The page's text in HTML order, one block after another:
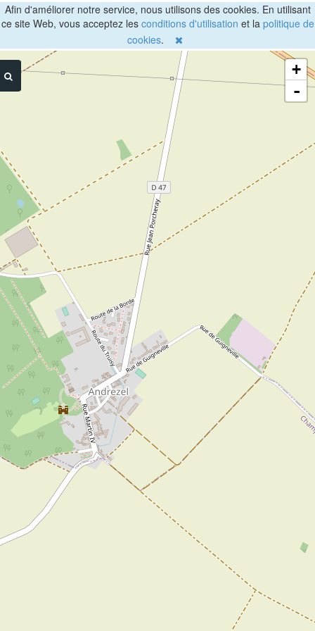
Afin d'améliorer notre service, nous utilisons des cookies. En utilisant
ce site Web, vous acceptez les conditions d'utilisation et la politique de
cookies.
+
-